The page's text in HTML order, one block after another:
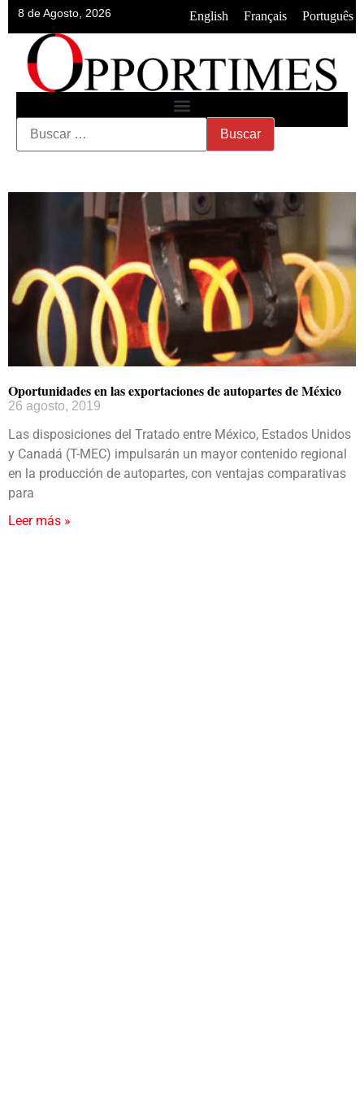
8 de Agosto, 2026 English Français Português
Oportunidades en las exportaciones de autopartes de México
26 agosto, 2019
Las disposiciones del Tratado entre México, Estados Unidos
y Canadá (T-MEC) impulsarán un mayor contenido regional
en la producción de autopartes, con ventajas comparativas
para
Leer más »